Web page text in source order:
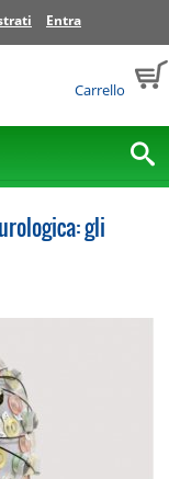
Entra
Carrello
gli